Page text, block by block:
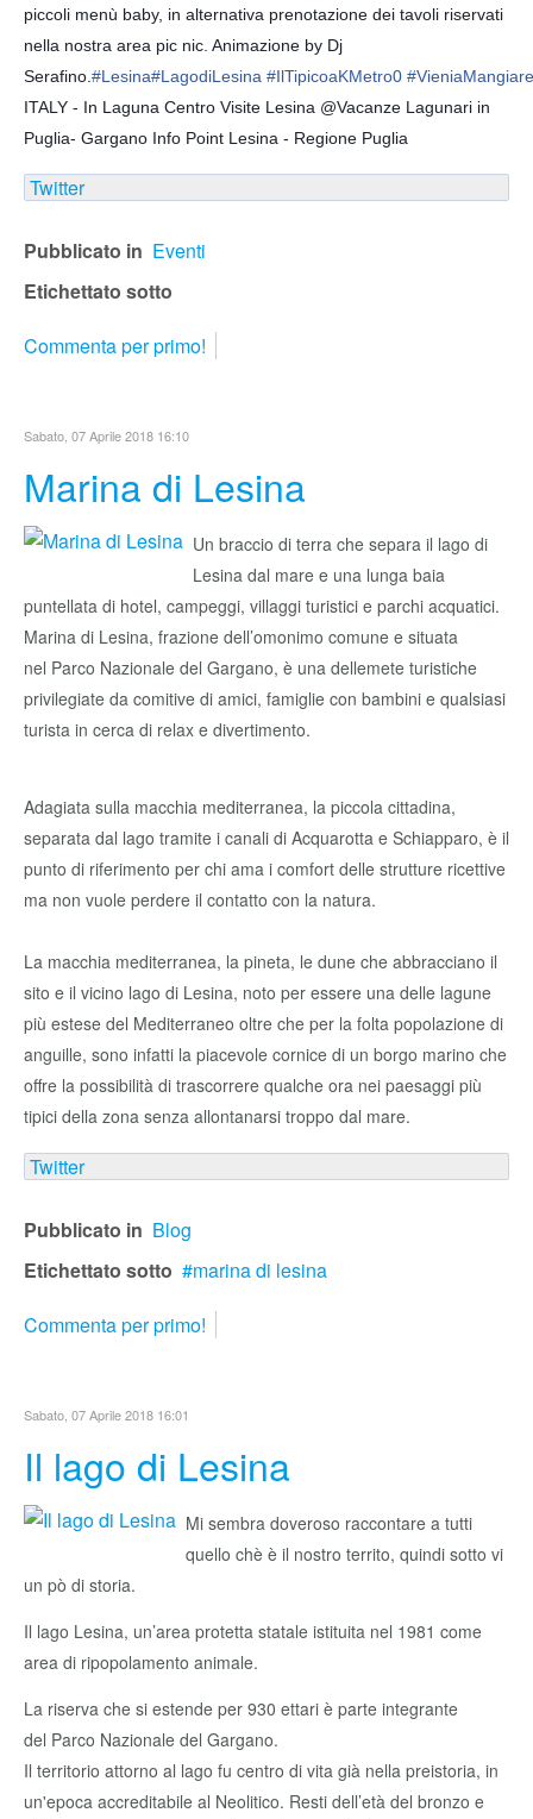
piccoli menù baby, in alternativa prenotazione dei tavoli riservati
nella nostra area pic nic. Animazione by Dj
Serafino. #Lesina#LagodiLesina #IlTipicoaKMetro0 #
ITALY - In Laguna Centro Visite Lesina @Vacanze Lagunari in
Puglia- Gargano Info Point Lesina - Regione Puglia
Twitter
Pubblicato in Eventi
Etichettato sotto
Commenta per primo!
Sabato, 07 Aprile 2018 16:10
Marina di Lesina
Un braccio di terra che separa il lago di
Lesina dal mare e una lunga baia
puntellata di hotel, campeggi, villaggi turistici e parchi acquatici.
Marina di Lesina, frazione dell’omonimo comune e situata
nel Parco Nazionale del Gargano, è una dellemete turistiche
privilegiate da comitive di amici, famiglie con bambini e qualsiasi
turista in cerca di relax e divertimento.
Adagiata sulla macchia mediterranea, la piccola cittadina,
separata dal lago tramite i canali di Acquarotta e Schiapparo, è il
punto di riferimento per chi ama i comfort delle strutture ricettive
ma non vuole perdere il contatto con la natura.
La macchia mediterranea, la pineta, le dune che abbracciano il
sito e il vicino lago di Lesina, noto per essere una delle lagune
più estese del Mediterraneo oltre che per la folta popolazione di
anguille, sono infatti la piacevole cornice di un borgo marino che
offre la possibilità di trascorrere qualche ora nei paesaggi più
tipici della zona senza allontanarsi troppo dal mare.
Twitter
Pubblicato in Blog
Etichettato sotto
marina di lesina
Commenta per primo!
Sabato, 07 Aprile 2018 16:01
Il lago di Lesina
Mi sembra doveroso raccontare a tutti
quello chè è il nostro territo, quindi sotto vi
un pò di storia.
Il lago Lesina, un’area protetta statale istituita nel 1981 come
area di ripopolamento animale.
La riserva che si estende per 930 ettari è parte integrante
del Parco Nazionale del Gargano.
Il territorio attorno al lago fu centro di vita già nella preistoria, in
un'epoca accreditabile al Neolitico. Resti dell’età del bronzo e